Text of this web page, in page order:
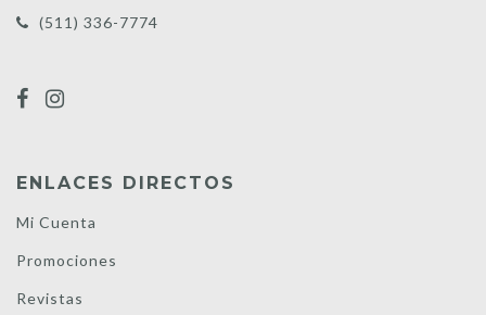
(511) 336-7774
ENLACES DIRECTOS
Mi Cuenta
Promociones
Revistas